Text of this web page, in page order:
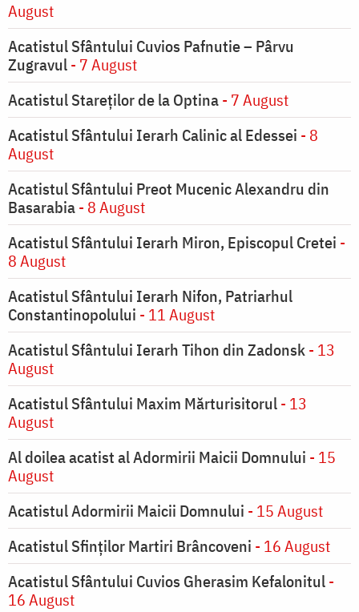
August
Acatistul Sfântului Cuvios Pafnutie – Pârvu
Zugravul- 7 August
Acatistul Stareţilor de la Optina- 7 August
Acatistul Sfântului Ierarh Calinic al Edessei - 8
August
Acatistul Sfântului Preot Mucenic Alexandru din
Basarabia- 8 August
Acatistul Sfântului Ierarh Miron, Episcopul Cretei -
8 August
Acatistul Sfântului Ierarh Nifon, Patriarhul
Constantinopolului - 11 August
Acatistul Sfântului Ierarh Tihon din Zadonsk- 13
August
Acatistul Sfântului Maxim Mărturisitorul- 13
August
Al doilea acatist al Adormirii Maicii Domnului - 15
August
Acatistul Adormirii Maicii Domnului - 15 August
Acatistul Sfinților Martiri Brâncoveni - 16 August
Acatistul Sfântului Cuvios Gherasim Kefalonitul-
16 August